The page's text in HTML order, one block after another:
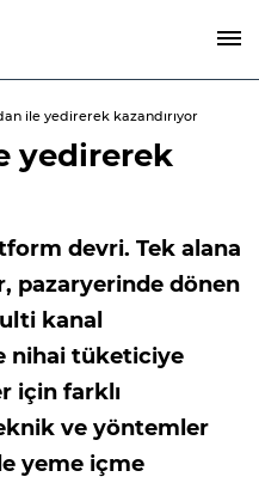
ile yedirerek kazandırıyor
yedirerek
devri. Tek alana
pazaryerinde dönen
kanal
nihai tüketiciye
için farklı
ve yöntemler
yeme içme